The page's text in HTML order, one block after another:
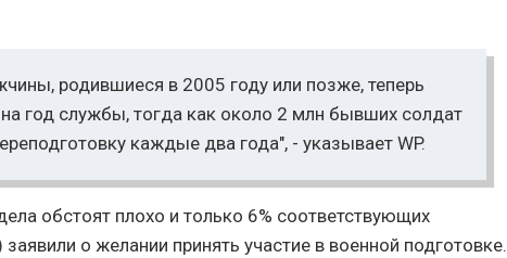
родившиеся в 2005 году или позже, теперь
год службы, тогда как около 2 млн бывших солдат
каждые два года", - указывает WP.
обстоят плохо и только 6% соответствующих
о желании принять участие в военной подготовке.